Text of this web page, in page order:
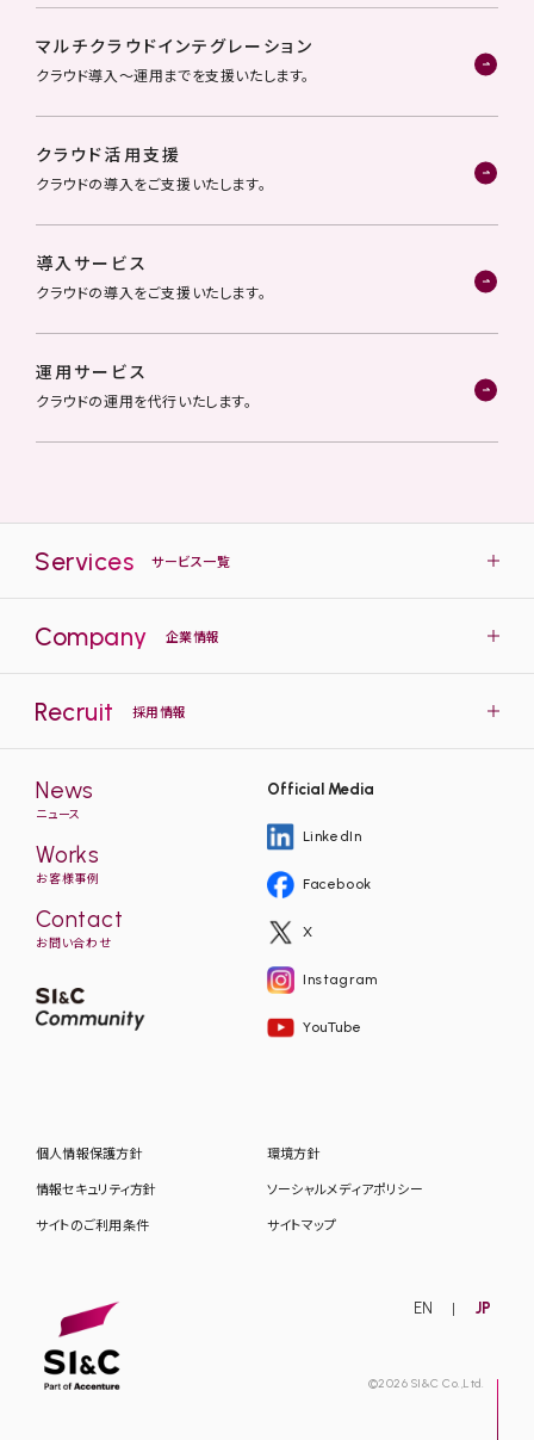
マルチクラウドインテグレーション
クラウド導入〜運用までを支援いたします。
クラウド活用支援
クラウドの導入をご支援いたします。
導入サービス
クラウドの導入をご支援いたします。
運用サービス
クラウドの運用を代行いたします。
Services サービス一覧
Company 企業情報
Recruit 採用情報
News
ニュース
Works
お客様事例
Contact
お問い合わせ
EN JP
Official Media
LinkedIn
Facebook
X
Instagram
YouTube
個人情報保護方針 環境方針
情報セキュリティ方針 ソーシャルメディアポリシー
サイトのご利用条件 サイトマップ
©2026 SI&C Co.,Ltd.